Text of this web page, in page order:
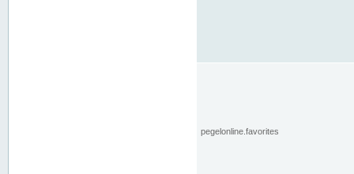
pegelonline.favorites